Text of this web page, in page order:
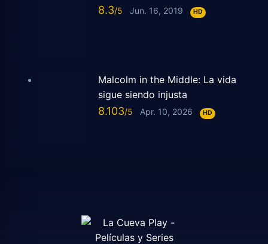
8.3 Jun. 16, 2019 HD
Malcolm in the Middle: La vida
sigue siendo injusta
8.103 Apr. 10, 2026 HD